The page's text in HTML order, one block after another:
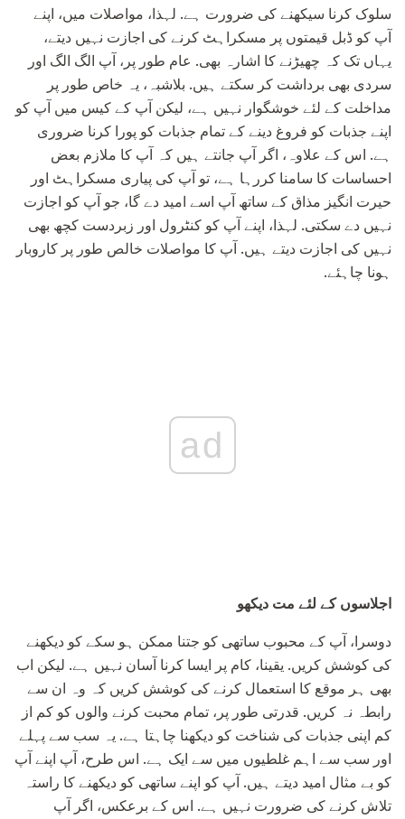
سلوک کرنا سیکھنے کی ضرورت ہے. لہذا، مواصلات میں، اپنے
آپ کو ڈبل قیمتوں پر مسکراہٹ کرنے کی اجازت نہیں دیتے،
یہاں تک کہ چھیڑنے کا اشارہ بھی. عام طور پر، آپ الگ الگ اور
سردی بھی برداشت کر سکتے ہیں. بلاشبہ، یہ خاص طور پر
مداخلت کے لئے خوشگوار نہیں ہے، لیکن آپ کے کیس میں آپ کو
اپنے جذبات کو فروغ دینے کے تمام جذبات کو پورا کرنا ضروری
ہے. اس کے علاوہ، اگر آپ جانتے ہیں کہ آپ کا ملازم بعض
احساسات کا سامنا کررہا ہے، تو آپ کی پیاری مسکراہٹ اور
حیرت انگیز مذاق کے ساتھ آپ اسے امید دے گا، جو آپ کو اجازت
نہیں دے سکتی. لہذا، اپنے آپ کو کنٹرول اور زبردست کچھ بھی
نہیں کی اجازت دیتے ہیں. آپ کا مواصلات خالص طور پر کاروبار
ہونا چاہئے.
ad
اجلاسوں کے لئے مت دیکھو
دوسرا، آپ کے محبوب ساتھی کو جتنا ممکن ہو سکے کو دیکھنے
کی کوشش کریں. یقینا، کام پر ایسا کرنا آسان نہیں ہے. لیکن اب
بھی ہر موقع کا استعمال کرنے کی کوشش کریں کہ وہ ان سے
رابطہ نہ کریں. قدرتی طور پر، تمام محبت کرنے والوں کو کم از
کم اپنی جذبات کی شناخت کو دیکھنا چاہتا ہے. یہ سب سے پہلے
اور سب سے اہم غلطیوں میں سے ایک ہے. اس طرح، آپ اپنے آپ
کو بے مثال امید دیتے ہیں. آپ کو اپنے ساتھی کو دیکھنے کا راستہ
تلاش کرنے کی ضرورت نہیں ہے. اس کے برعکس، اگر آپ